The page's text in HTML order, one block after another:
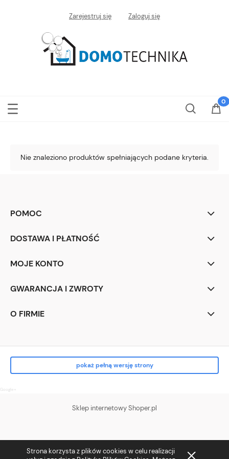
Strona korzysta z plików cookies w celu realizacji
Zarejestruj się Zaloguj się
Nie znaleziono produktów spełniających podane kryteria.
POMOC
DOSTAWA I PŁATNOŚĆ
MOJE KONTO
GWARANCJA I ZWROTY
O FIRMIE
pokaż pełną wersję strony
Google+
Sklep internetowy Shoper.pl